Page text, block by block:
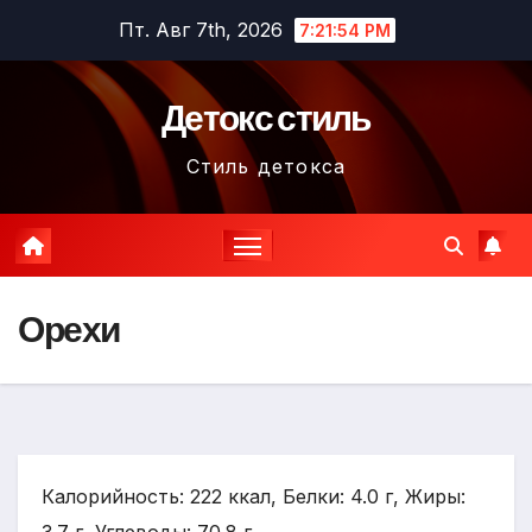
содержимому
Пт. Авг 7th, 2026 7:21:55 PM
Детокс стиль
Стиль детокса
Орехи
Калорийность: 222 ккал, Белки: 4.0 г, Жиры: